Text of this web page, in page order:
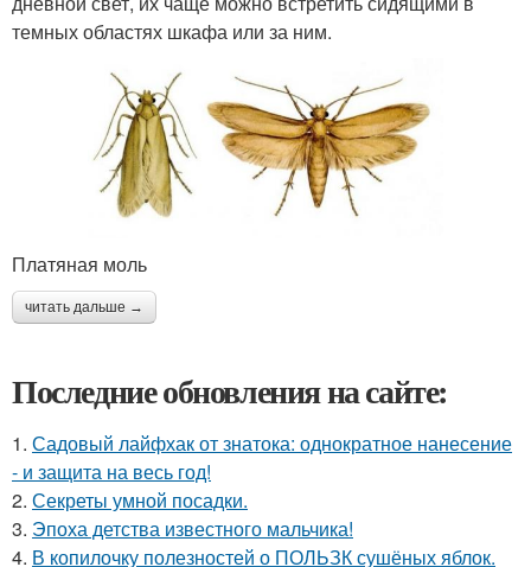
темных областях шкафа или за ним.
Платяная моль
читать дальше →
Последние обновления на сайте:
1. Садовый лайфхак от знатока: однократное нанесение
- и защита на весь год!
2. Секреты умной посадки.
3. Эпоха детства известного мальчика!
4. В копилочку полезностей о ПОЛЬЗК сушёных яблок.